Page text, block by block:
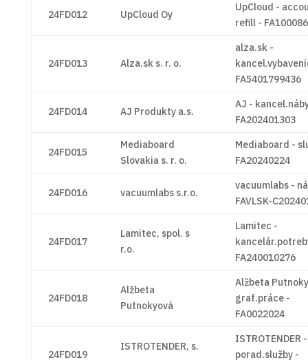
24FD012 UpCloud Oy
UpCloud -
refill -
24FD013 Alza.sk s. r. o.
alza.sk -
FA5401799436
24FD014 AJ Produkty a.s.
AJ -
FA202401303
24FD015
Mediaboard
Slovakia s. r. o.
Mediaboard -
FA20240224
24FD016 vacuumlabs s.r.o.
vacuumlabs -
FAVLSK-
24FD017
Lamitec, spol. s
r.o.
Lamitec -
FA240010276
24FD018
Alžbeta
Putnokyová
Alžbeta
graf.práce -
FA0022024
24FD019
ISTROTENDER, s.
ISTROTENDER -
porad.služby -